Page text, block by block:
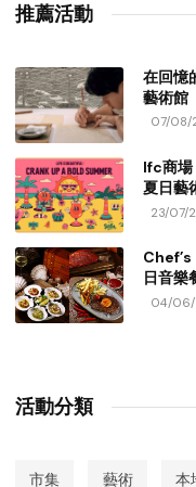
推薦活動
在回憶
藝術館
07/08/
Ifc商
夏日藝
23/07/
日音樂
04/
活動分類
市集 藝術 本